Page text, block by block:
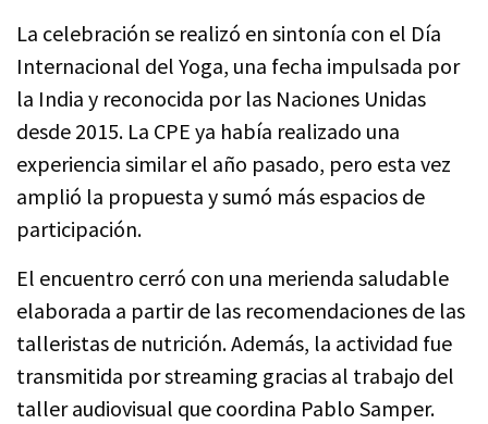
La celebración se realizó en sintonía con el Día
Internacional del Yoga, una fecha impulsada por
la India y reconocida por las Naciones Unidas
desde 2015. La CPE ya había realizado una
experiencia similar el año pasado, pero esta vez
amplió la propuesta y sumó más espacios de
participación.
El encuentro cerró con una merienda saludable
elaborada a partir de las recomendaciones de las
talleristas de nutrición. Además, la actividad fue
transmitida por streaming gracias al trabajo del
taller audiovisual que coordina Pablo Samper.